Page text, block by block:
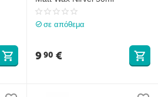
σε απόθεμα
990 €